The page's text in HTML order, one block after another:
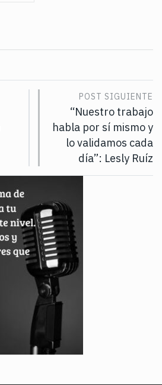
POST SIGUIENTE
“Nuestro trabajo
habla por sí mismo y
lo validamos cada
día”: Lesly Ruíz